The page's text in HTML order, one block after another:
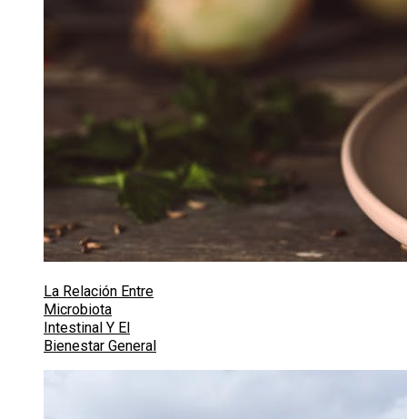
La Relación Entre
Microbiota
Intestinal Y El
Bienestar General